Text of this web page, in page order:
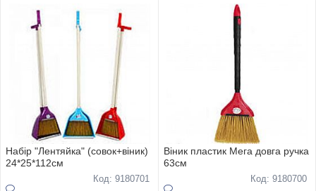
Набiр "Лентяйка" (совок+вiник)
24*25*112см
Код: 9180701
Віник пластик Мега довга ручка
63см
Код: 9180700